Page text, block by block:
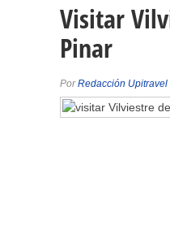
Visitar
Pinar
PorRedacción Upitravel